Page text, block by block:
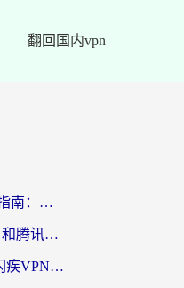
翻回国内vpn
海外党连中国VPN避坑指南：如何选到真正能无缝刷国内资源的加速器？
快帆TV版VPN好用吗？和腾讯VPN对比哪个回国效果更好？海外党必看的真实体验指南
Malus VPN好用吗？和闪疾VPN对比哪个回国效果更好？海外华人的实用避坑指南